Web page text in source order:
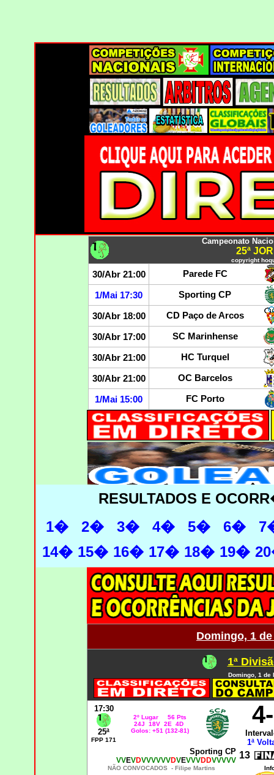
Campeonato
25ª
copyright
30/Abr 21:00 Parede FC
1/Mai 17:30 Sporting CP
30/Abr 18:00 CD Paço de Arcos
30/Abr 17:00 SC Marinhense
30/Abr 21:00 HC Turquel
30/Abr 21:00 OC Barcelos
1/Mai 15:00 FC Porto
RESULTADOS E
1�
2� 3� 4� 5� 6�
14� 15� 16� 17� 18� 19�
Domingo, 1
1ª
Domingo, 1 de
17:30
25ª
FPP 171
2º Lugar 56 Pts
24J 18V 2E 4D
Golos: +51 (132-81)
4
1ª
Sporting CP
VVEVDVVVVVVDVEVVVDDVVVVV 13
NÃO CONVOCADOS - Filipe Martins